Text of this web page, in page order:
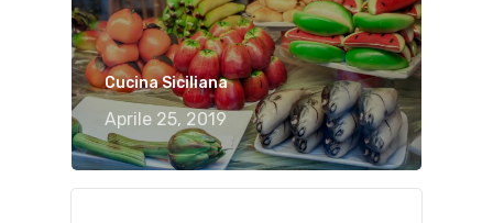
Cucina Siciliana
Aprile 25, 2019